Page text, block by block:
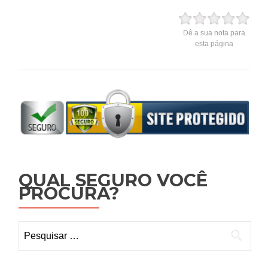
Dê a sua nota para
esta página
QUAL SEGURO VOCÊ
PROCURA?
por: